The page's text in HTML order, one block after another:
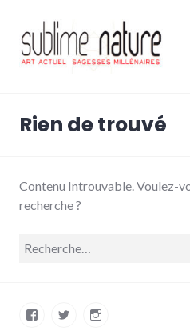
contenu
principal
Rien de trouvé
Contenu Introuvable. Voulez-
recherche ?
Recherche
FacebookTwitterInstagram